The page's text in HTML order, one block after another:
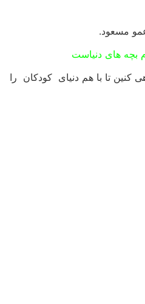
مسعود.
بچه های دنیاست
کنین تا با هم دنیای کودکان را